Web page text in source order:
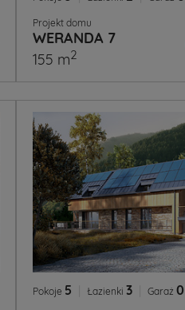
Projekt domu
WERANDA 7
155 m2
Pokoje 5 Łazienki 3 Garaż 0